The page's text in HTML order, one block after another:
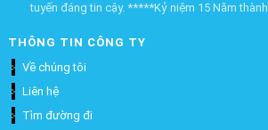
tuyến đáng tin cậy. *****Kỷ niệm 15 Năm
THÔNG TIN CÔNG TY
Về chúng tôi
Liên hệ
Tìm đường đi